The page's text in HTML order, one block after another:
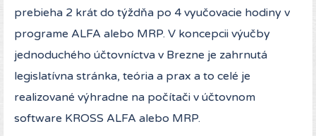
prebieha 2 krát do týždňa po 4 vyučovacie hodiny v
programe ALFA alebo MRP. V koncepcii výučby
jednoduchého účtovníctva v Brezne je zahrnutá
legislatívna stránka, teória a prax a to celé je
realizované výhradne na počítači v účtovnom
software KROSS ALFA alebo MRP.